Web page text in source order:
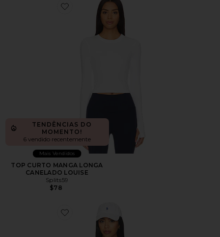
Favorite TOP CURTO MANGA LONGA CANELADO
TENDÊNCIAS DO
MOMENTO!
6 vendido recentemente
Mais Vendidos
TOP CURTO MANGA LONGA
CANELADO LOUISE
Splits59
$78
Favorite POLO SEM COSTURA MARIT